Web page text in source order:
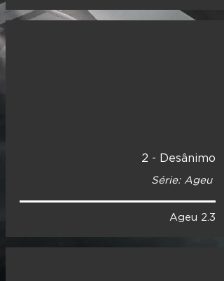
2 - Desânimo
Série: Ageu
Ageu 2.3